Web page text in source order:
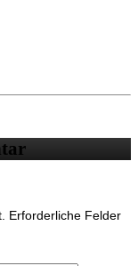
Erforderliche Felder